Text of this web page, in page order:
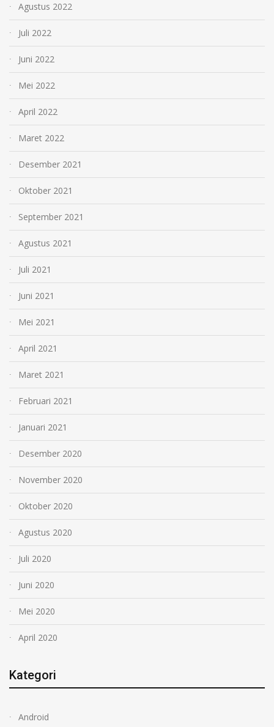
Agustus 2022
Juli 2022
Juni 2022
Mei 2022
April 2022
Maret 2022
Desember 2021
Oktober 2021
September 2021
Agustus 2021
Juli 2021
Juni 2021
Mei 2021
April 2021
Maret 2021
Februari 2021
Januari 2021
Desember 2020
November 2020
Oktober 2020
Agustus 2020
Juli 2020
Juni 2020
Mei 2020
April 2020
Kategori
Android